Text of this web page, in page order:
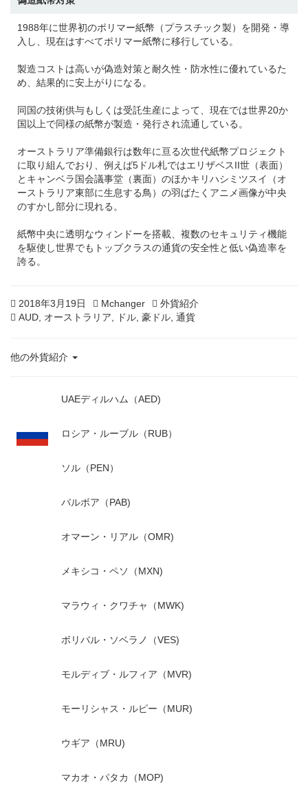
1988年に世界初のポリマー紙幣（プラスチック製）を開発・導
入し、現在はすべてポリマー紙幣に移行している。
製造コストは高いが偽造対策と耐久性・防水性に優れているた
め、結果的に安上がりになる。
同国の技術供与もしくは受託生産によって、現在では世界20か
国以上で同様の紙幣が製造・発行され流通している。
オーストラリア準備銀行は数年に亘る次世代紙幣プロジェクト
に取り組んでおり、例えば5ドル札ではエリザベスII世（表面）
とキャンベラ国会議事堂（裏面）のほかキリハシミツスイ（オ
ーストラリア東部に生息する鳥）の羽ばたくアニメ画像が中央
のすかし部分に現れる。
紙幣中央に透明なウィンドーを搭載、複数のセキュリティ機能
を駆使し世界でもトップクラスの通貨の安全性と低い偽造率を
誇る。
Posted
on
2018年3月19日
0
2
Author
Mchanger Categories
外貨紹介
Tags
AUD オーストラリア ドル 豪ドル 通貨
他の外貨紹介
UAEディルハム（AED)
ロシア・ルーブル（RUB）
ソル（PEN）
バルボア（PAB)
オマーン・リアル（OMR)
メキシコ・ペソ（MXN)
マラウィ・クワチャ（MWK)
ボリバル・ソベラノ（VES)
モルディブ・ルフィア（MVR)
モーリシャス・ルピー（MUR)
ウギア（MRU)
マカオ・パタカ（MOP)